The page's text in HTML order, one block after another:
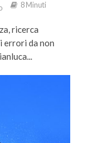
8 Minuti
ricerca
errori da non